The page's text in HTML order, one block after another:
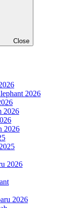
Close
2026
2026
2026
2026
2026